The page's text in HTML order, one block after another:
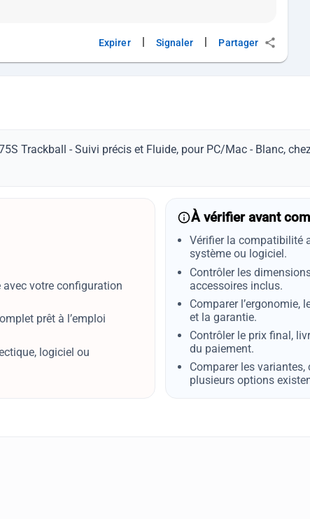
Expirer Signaler Partager
Trackball - Suivi précis et Fluide, pour PC/Mac - Blanc,
votre configuration
prêt à l’emploi
logiciel ou
À vérifier avant
Vérifier la compatibilité
système ou logiciel.
Contrôler les
accessoires inclus.
Comparer l’ergonomie,
et la garantie.
Contrôler le prix final,
du paiement.
Comparer les
plusieurs options